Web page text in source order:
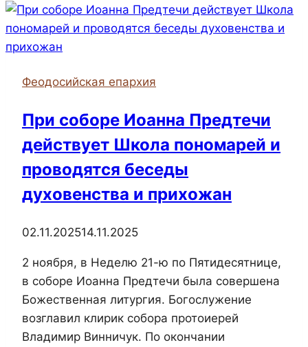
округа
освятил
супермаркете
Феодосийская епархия
При соборе Иоанна Предтечи
действует Школа пономарей и
проводятся беседы
духовенства и прихожан
02.11.202514.11.2025
2 ноября, в Неделю 21-ю по Пятидесятнице,
в соборе Иоанна Предтечи была совершена
Божественная литургия. Богослужение
возглавил клирик собора протоиерей
Владимир Винничук. По окончании